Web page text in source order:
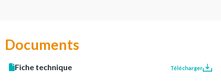
Documents
Fiche technique Télécharger